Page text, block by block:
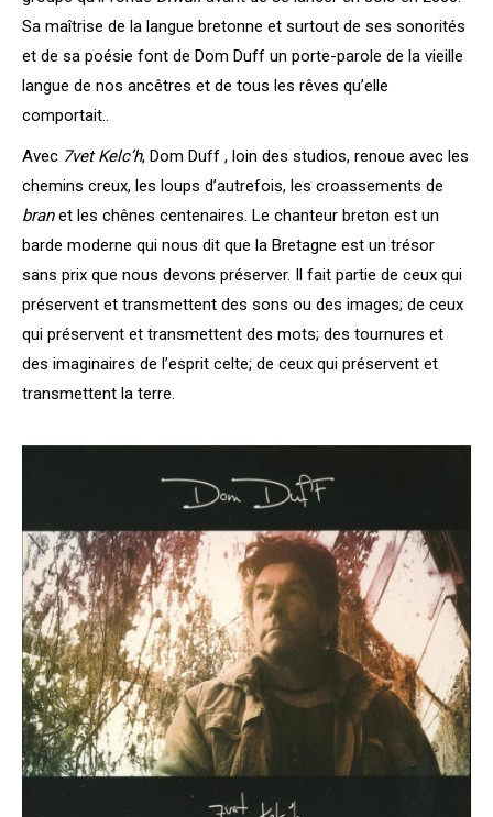
Sa maîtrise de la langue bretonne et surtout de ses sonorités
et de sa poésie font de Dom Duff un porte-parole de la vieille
langue de nos ancêtres et de tous les rêves qu’elle
comportait..
Avec 7vet Kelc’h, Dom Duff , loin des studios, renoue avec les
chemins creux, les loups d’autrefois, les croassements de
branet les chênes centenaires. Le chanteur breton est un
barde moderne qui nous dit que la Bretagne est un trésor
sans prix que nous devons préserver. Il fait partie de ceux qui
préservent et transmettent des sons ou des images; de ceux
qui préservent et transmettent des mots; des tournures et
des imaginaires de l’esprit celte; de ceux qui préservent et
transmettent la terre.